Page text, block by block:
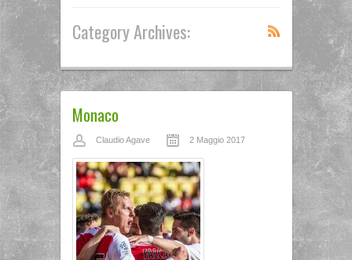
Category Archives:
Monaco
Claudio Agave 2 Maggio 2017